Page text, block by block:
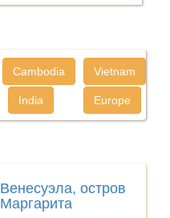
Cambodia Vietnam
India Europe
Венесуэла, остров
Маргарита